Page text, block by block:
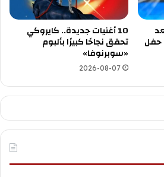
حفل
10 أغنيات جديدة.. كايروكي
تحقق نجاحًا كبيرًا بألبوم
«سوبرنوفا»
2026-08-07